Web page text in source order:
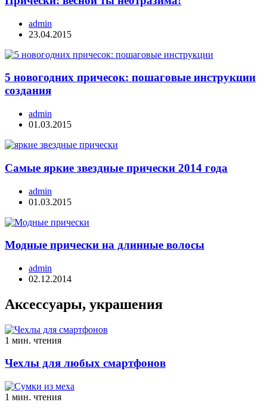
admin
23.04.2015
5 новогодних причесок: пошаговые инструкции
создания
admin
01.03.2015
Самые яркие звездные прически 2014 года
admin
01.03.2015
Модные прически на длинные волосы
admin
02.12.2014
Аксессуары, украшения
1 мин. чтения
Чехлы для любых смартфонов
1 мин. чтения